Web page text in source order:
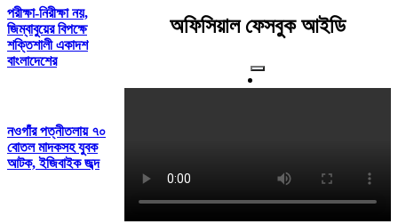
পরীক্ষা-নিরীক্ষা নয়,
জিম্বাবুয়ের বিপক্ষে
শক্তিশালী একাদশ
বাংলাদেশের
নওগাঁর পত্নীতলায় ৭০
বোতল মাদকসহ যুবক
আটক, ইজিবাইক জব্দ
অফিসিয়াল ফেসবুক আইডি